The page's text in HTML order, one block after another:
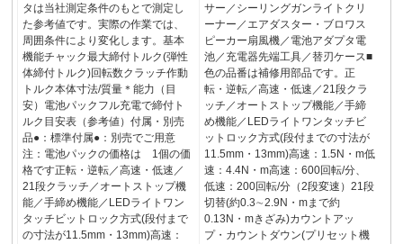
タは当社測定条件のもとで測定し
た参考値です。実際の作業では、
周囲条件により変化します。基本
機能チャック最大締付トルク(弾性
体締付トルク)回転数クラッチ作動
トルク本体寸法/質量＊能力（目
安）電池パックフル充電で締付ト
ルク目安表（参考値）付属・別売
品●：標準付属●：別売でご用意
注：電池パックの価格は 1個の価
格です正転・逆転／高速・低速／
21段クラッチ／オートストップ機
能／手締め機能／LEDライトワン
タッチビットロック方式(段付まで
の寸法が11.5mm・13mm)高速：
サー／シーリングガンライトクリ
ーナー／エアダスター・ブロワス
ピーカー扇風機／電池アダプタ電
池／充電器先端工具／替刃ケース■
色の品番は補修用部品です。正
転・逆転／高速・低速／21段クラ
ッチ／オートストップ機能／手締
め機能／LEDライトワンタッチビ
ットロック方式(段付までの寸法が
11.5mm・13mm)高速：1.5N・m低
速：4.4N・m高速：600回転/分、
低速：200回転/分（2段変速）21段
切替(約0.3∼2.9N・mまで約
0.13N・mきざみ)カウントアッ
プ・カウントダウン(プリセット機